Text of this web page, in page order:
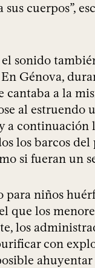
sus cuerpos”,
sonido
Génova,
cantaba a la
al estruendo
a
los barcos del
si fueran un
para niños
que los
los
con